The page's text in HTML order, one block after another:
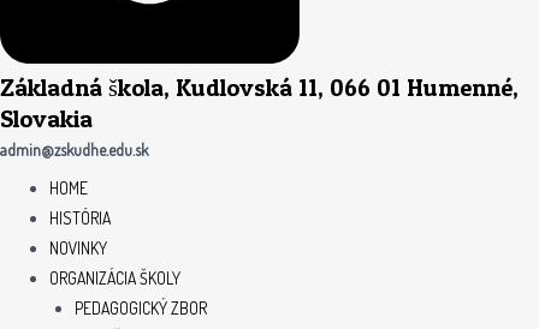
Základná škola, Kudlovská 11, 066 01 Humenné,
Slovakia
admin@zskudhe.edu.sk
HOME
HISTÓRIA
NOVINKY
ORGANIZÁCIA ŠKOLY
PEDAGOGICKÝ ZBOR